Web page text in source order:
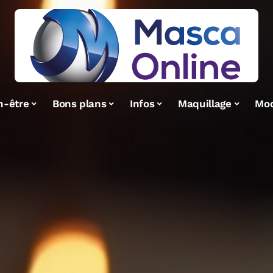
être Bons plans Infos Maquillage